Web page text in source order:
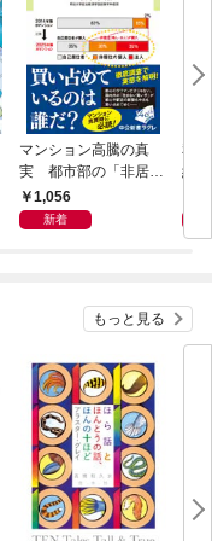
マンション高騰の真
実 都市部の「非居住
化」が街を壊す
1,056
新着
私
紀
もっと見る